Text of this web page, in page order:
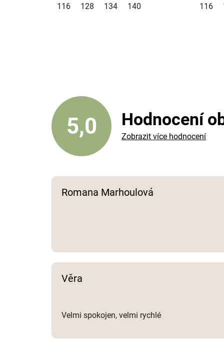
116 128 134 140 116
5,0 Hodnocení
Zobrazit více hodnocení
Romana Marhoulová
Věra
Velmi spokojen, velmi rychlé